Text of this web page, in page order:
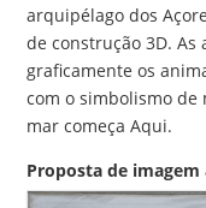
arquipélago dos
de construção 3D.
graficamente os
com o simbolismo de
mar começa Aqui.
Proposta de imagem